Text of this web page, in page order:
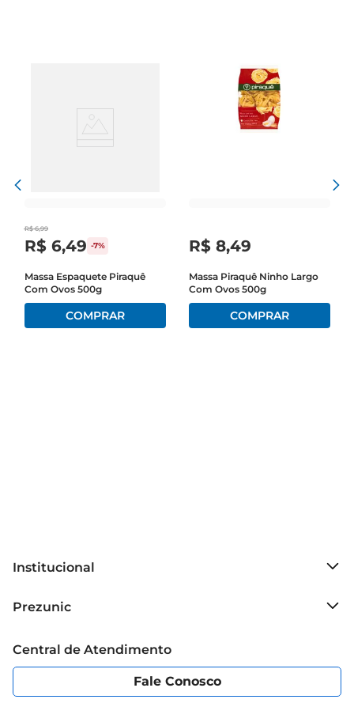
R$ 6,99
R$ 6,49 -7%
Massa Espaquete Piraquê
Com Ovos 500g
R$ 8,49
Massa Piraquê Ninho Largo
Com Ovos 500g
Institucional
Grupo Cencosud
Política de Privacidade
Portal do fornecedor
Prezunic
Código de Ética
App Prezunic
Central de Atendimento
Fale Conosco